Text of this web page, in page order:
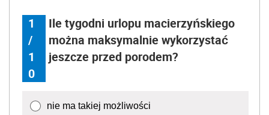
1
/
1
0
Ile tygodni urlopu macierzyńskiego
można maksymalnie wykorzystać
jeszcze przed porodem?
nie ma takiej możliwości